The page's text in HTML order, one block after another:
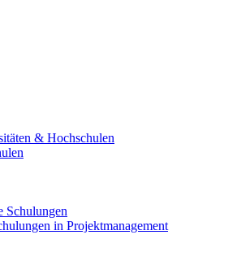
& Hochschulen
Schulungen
in Projektmanagement